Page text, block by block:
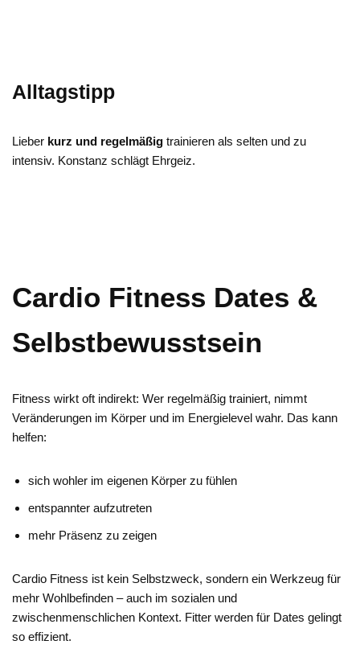
Alltagstipp
Lieber kurz und regelmäßig trainieren als selten und zu
intensiv. Konstanz schlägt Ehrgeiz.
Cardio Fitness Dates &
Selbstbewusstsein
Fitness wirkt oft indirekt: Wer regelmäßig trainiert, nimmt
Veränderungen im Körper und im Energielevel wahr. Das kann
helfen:
sich wohler im eigenen Körper zu fühlen
entspannter aufzutreten
mehr Präsenz zu zeigen
Cardio Fitness ist kein Selbstzweck, sondern ein Werkzeug für
mehr Wohlbefinden – auch im sozialen und
zwischenmenschlichen Kontext. Fitter werden für Dates gelingt
so effizient.